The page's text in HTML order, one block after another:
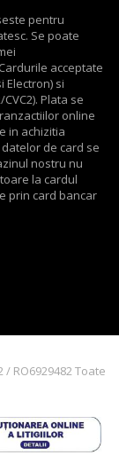
pentru
Se poate
acceptate
Electron) si
Plata se
online
in achizitia
de card se
nostru nu
la cardul
prin card bancar
/ RO6929482 Toate